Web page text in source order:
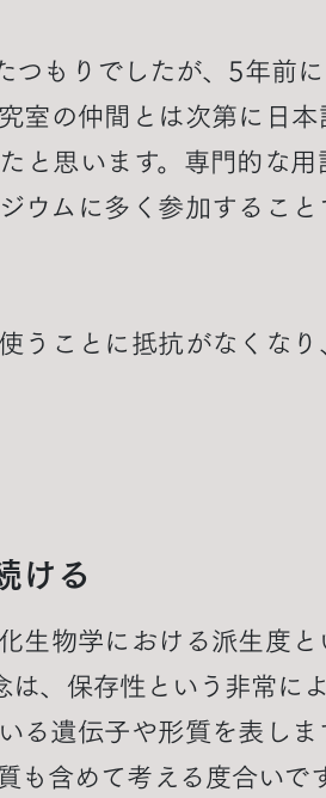
つもりでしたが、5年前
室の仲間とは次第に日
と思います。専門的な
ウムに多く参加するこ
うことに抵抗がなくな
ける
生物学における派生度
は、保存性という非常に
る遺伝子や形質を表し
も含めて考える度合い